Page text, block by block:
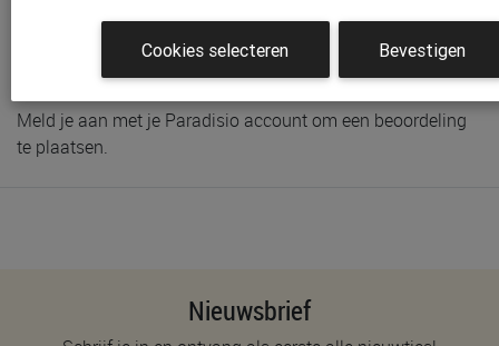
Klantenbeoordelingen
Meld je aan met je Paradisio account om een beoordeling
te plaatsen.
Nieuwsbrief
Cookies selecteren Bevestigen